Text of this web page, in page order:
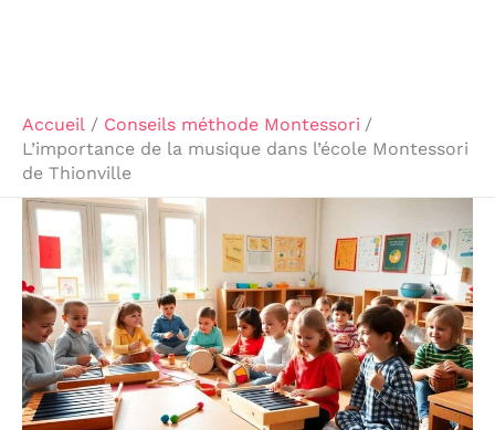
Accueil
Conseils méthode Montessori
L’importance de la musique dans l’école Montessori
de Thionville